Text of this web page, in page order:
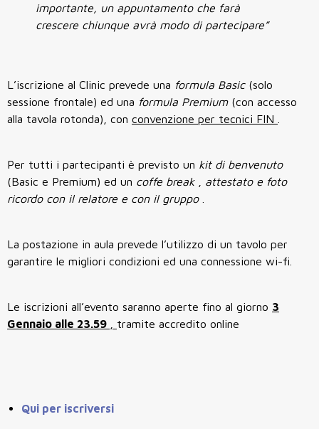
importante, un appuntamento che farà
crescere chiunque avrà modo di partecipare”
L’iscrizione al Clinic prevede una formula Basic (solo
sessione frontale) ed una formula Premium (con accesso
alla tavola rotonda), con convenzione per tecnici FIN
Per tutti i partecipanti è previsto un kit di benvenuto
(Basic e Premium) ed un coffe break
attestato e foto
ricordo con il relatore e con il gruppo
La postazione in aula prevede l’utilizzo di un tavolo per
garantire le migliori condizioni ed una connessione wi-fi.
Le iscrizioni all’evento saranno aperte fino al giorno 3
Gennaio alle 23.59
tramite accredito online
Qui per iscriversi